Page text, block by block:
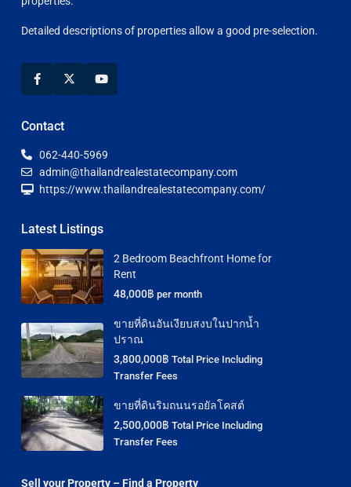
Detailed descriptions of properties allow a good pre-selection.
Contact
062-440-5969
admin@thailandrealestatecompany.com
https://www.thailandrealestatecompany.com/
Latest Listings
2 Bedroom Beachfront Home for
Rent
48,000฿ per month
ขายที่ดินอันเงียบสงบในปากน้ำ
ปราณ
3,800,000฿ Total Price Including
Transfer Fees
ขายที่ดินริมถนนรอยัลโคสต์
2,500,000฿ Total Price Including
Transfer Fees
Sell your Property – Find a Property